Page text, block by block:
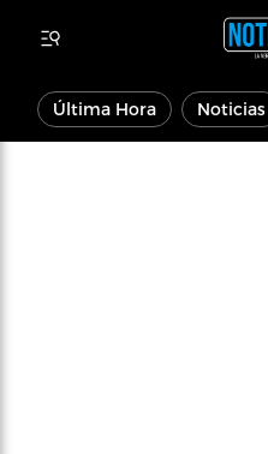
Última Hora Noticias